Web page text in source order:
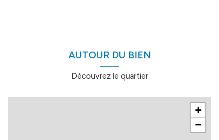
AUTOUR DU BIEN
Découvrez le quartier
+
−